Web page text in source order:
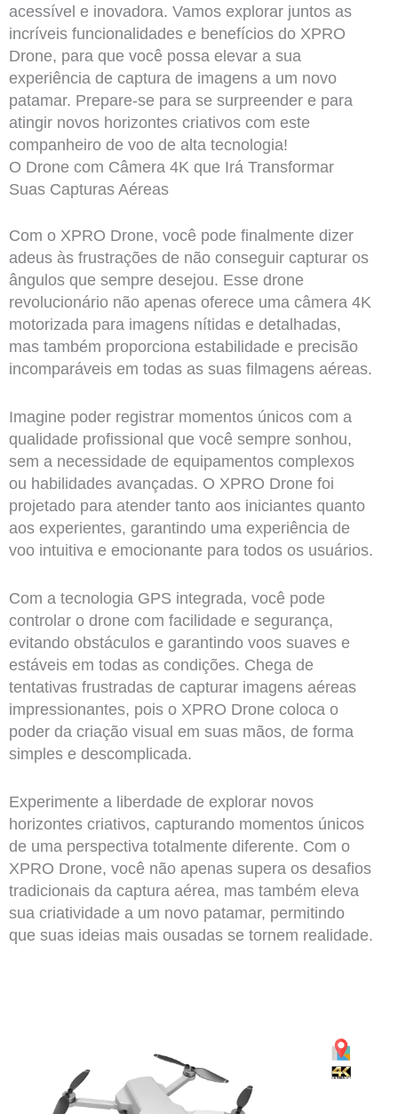
acessível e inovadora. Vamos explorar juntos as
incríveis funcionalidades e benefícios do XPRO
Drone, para que você possa elevar a sua
experiência de captura de imagens a um novo
patamar. Prepare-se para se surpreender e para
atingir novos horizontes criativos com este
companheiro de voo de alta tecnologia!
O Drone com Câmera 4K que Irá Transformar
Suas Capturas Aéreas
Com o XPRO Drone, você pode finalmente dizer
adeus às frustrações de não conseguir capturar os
ângulos que sempre desejou. Esse drone
revolucionário não apenas oferece uma câmera 4K
motorizada para imagens nítidas e detalhadas,
mas também proporciona estabilidade e precisão
incomparáveis em todas as suas filmagens aéreas.
Imagine poder registrar momentos únicos com a
qualidade profissional que você sempre sonhou,
sem a necessidade de equipamentos complexos
ou habilidades avançadas. O XPRO Drone foi
projetado para atender tanto aos iniciantes quanto
aos experientes, garantindo uma experiência de
voo intuitiva e emocionante para todos os usuários.
Com a tecnologia GPS integrada, você pode
controlar o drone com facilidade e segurança,
evitando obstáculos e garantindo voos suaves e
estáveis em todas as condições. Chega de
tentativas frustradas de capturar imagens aéreas
impressionantes, pois o XPRO Drone coloca o
poder da criação visual em suas mãos, de forma
simples e descomplicada.
Experimente a liberdade de explorar novos
horizontes criativos, capturando momentos únicos
de uma perspectiva totalmente diferente. Com o
XPRO Drone, você não apenas supera os desafios
tradicionais da captura aérea, mas também eleva
sua criatividade a um novo patamar, permitindo
que suas ideias mais ousadas se tornem realidade.